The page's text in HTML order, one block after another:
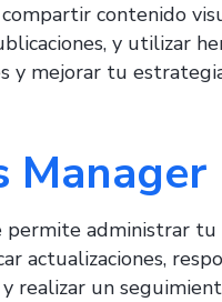
contenido
y utilizar
y mejorar tu
Manager
permite administrar
actualizaciones,
realizar un